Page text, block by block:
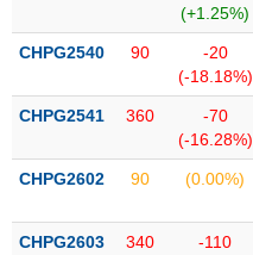
mới
yết
bổ
Hủy
yết
(+1.25%)
CHPG2540 90
-20
(-18.18%)
CHPG2541 360
-70
(-16.28%)
CHPG2602 90 (0.00%)
CHPG2603 340
-110
PHÁI
TRÁI
PHIẾU